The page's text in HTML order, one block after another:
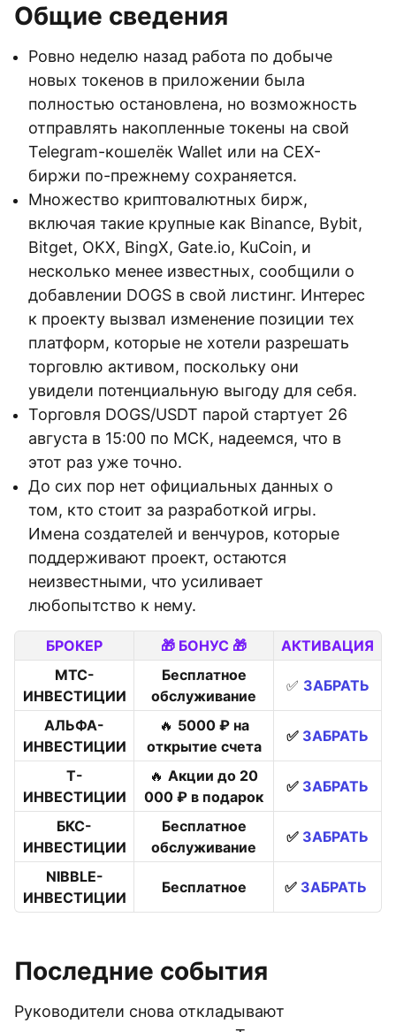
Общие сведения
Ровно неделю назад работа по добыче
новых токенов в приложении была
полностью остановлена, но возможность
отправлять накопленные токены на свой
Telegram-кошелёк Wallet или на CEX-
биржи по-прежнему сохраняется.
Множество криптовалютных бирж,
включая такие крупные как Binance, Bybit,
Bitget, OKX, BingX, Gate.io, KuCoin, и
несколько менее известных, сообщили о
добавлении DOGS в свой листинг. Интерес
к проекту вызвал изменение позиции тех
платформ, которые не хотели разрешать
торговлю активом, поскольку они
увидели потенциальную выгоду для себя.
Торговля DOGS/USDT парой стартует 26
августа в 15:00 по МСК, надеемся, что в
этот раз уже точно.
До сих пор нет официальных данных о
том, кто стоит за разработкой игры.
Имена создателей и венчуров, которые
поддерживают проект, остаются
неизвестными, что усиливает
любопытство к нему.
БРОКЕР 🎁 БОНУС 🎁
АКТИВАЦИЯ
МТС-
ИНВЕСТИЦИИ
Бесплатное
обслуживание
✅ ЗАБРАТЬ
АЛЬФА-
ИНВЕСТИЦИИ
🔥 5000 ₽ на
открытие счета
✅ ЗАБРАТЬ
Т-
ИНВЕСТИЦИИ
🔥 Акции до 20
000 ₽ в подарок
✅ ЗАБРАТЬ
БКС-
ИНВЕСТИЦИИ
Бесплатное
обслуживание
✅ ЗАБРАТЬ
NIBBLE-
ИНВЕСТИЦИИ
Бесплатное ✅ ЗАБРАТЬ
Последние события
Руководители снова откладывают